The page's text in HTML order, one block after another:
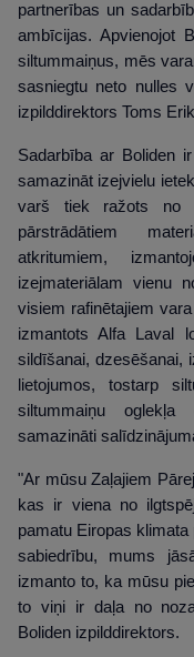
partnerības un
ambīcijas. Apvienojot
siltummaiņus, mēs
sasniegtu neto nulles
izpilddirektors Toms
Sadarbība ar Boliden
samazināt izejvielu
varš tiek ražots no
pārstrādātiem
atkritumiem,
izejmateriālam vienu
visiem rafinētajiem
izmantots Alfa Laval
sildīšanai, dzesēšanai,
lietojumos, tostarp
siltummaiņu
samazināti
"Ar mūsu Zaļajiem
kas ir viena no
pamatu Eiropas
sabiedrību, mums
izmanto to, ka mūsu
to viņi ir daļa no
Boliden izpilddirektors.